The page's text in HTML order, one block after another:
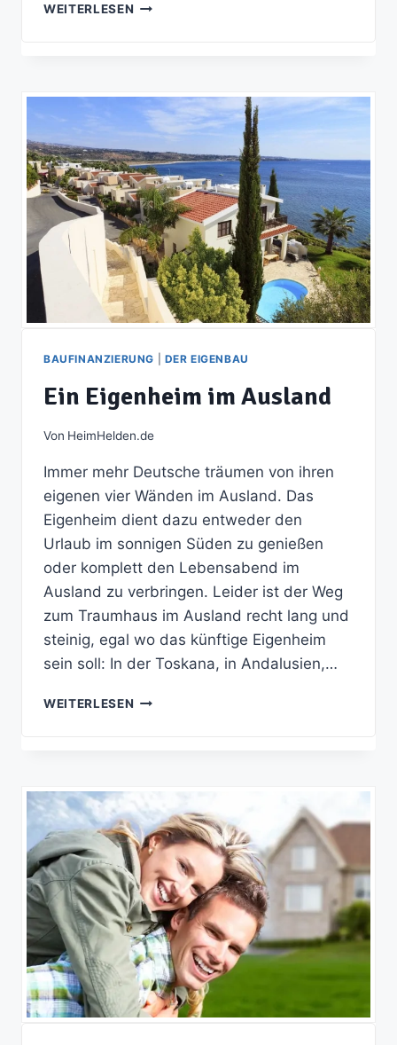
WEITERLESEN HAUS
FERTIG
KAUFEN?
BAUFINANZIERUNG DER EIGENBAU
Ein Eigenheim im Ausland
Von HeimHelden.de
Immer mehr Deutsche träumen von ihren
eigenen vier Wänden im Ausland. Das
Eigenheim dient dazu entweder den
Urlaub im sonnigen Süden zu genießen
oder komplett den Lebensabend im
Ausland zu verbringen. Leider ist der Weg
zum Traumhaus im Ausland recht lang und
steinig, egal wo das künftige Eigenheim
sein soll: In der Toskana, in Andalusien,…
WEITERLESEN EIN